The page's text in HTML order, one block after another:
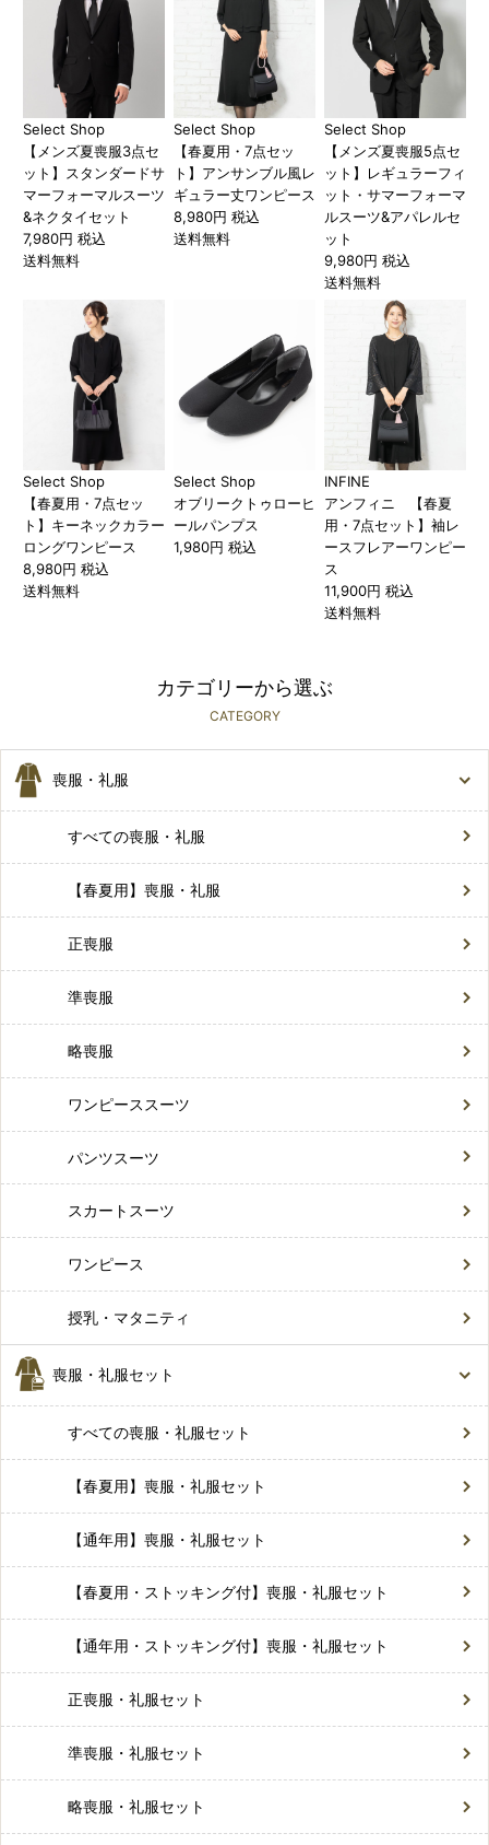
Select Shop
【メンズ夏喪服3点セ
ット】スタンダードサ
マーフォーマルスーツ
&ネクタイセット
7,980円 税込
送料無料
Select Shop
【春夏用・7点セッ
ト】アンサンブル風レ
ギュラー丈ワンピース
8,980円 税込
送料無料
Select Shop
【メンズ夏喪服5点セ
ット】レギュラーフィ
ット・サマーフォーマ
ルスーツ&アパレルセ
ット
9,980円 税込
送料無料
Select Shop
【春夏用・7点セッ
ト】キーネックカラー
ロングワンピース
8,980円 税込
送料無料
Select Shop
オブリークトゥローヒ
ールパンプス
1,980円 税込
INFINE
アンフィニ 【春夏
用・7点セット】袖レ
ースフレアーワンピー
ス
11,900円 税込
送料無料
カテゴリーから選ぶ
CATEGORY
喪服・礼服
すべての喪服・礼服
【春夏用】喪服・礼服
正喪服
準喪服
略喪服
ワンピーススーツ
パンツスーツ
スカートスーツ
ワンピース
授乳・マタニティ
喪服・礼服セット
すべての喪服・礼服セット
【春夏用】喪服・礼服セット
【通年用】喪服・礼服セット
【春夏用・ストッキング付】喪服・礼服セット
【通年用・ストッキング付】喪服・礼服セット
正喪服・礼服セット
準喪服・礼服セット
略喪服・礼服セット